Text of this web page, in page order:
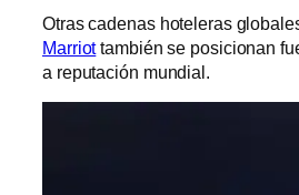
Otras cadenas hoteleras
Marriottambién se posicionan
a reputación mundial.